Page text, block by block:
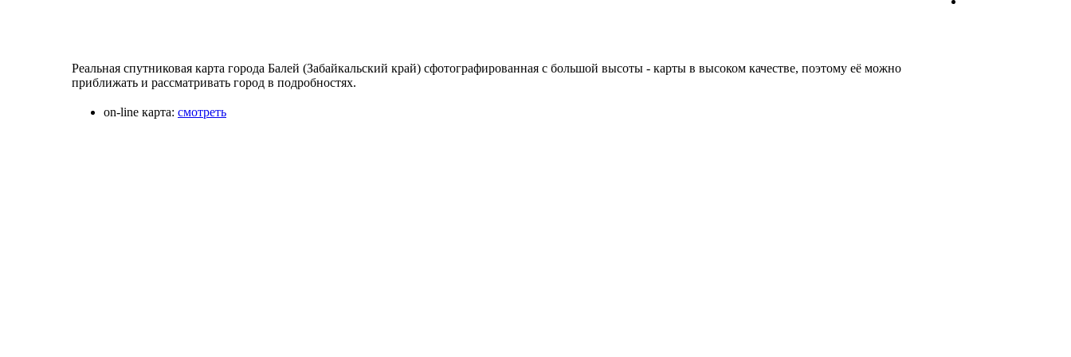
Реальная спутниковая карта города Балей (Забайкальский край) сфотографированная с большой высоты - карты в высоком качестве, поэтому её можно
приближать и рассматривать город в подробностях.
on-line карта: смотреть